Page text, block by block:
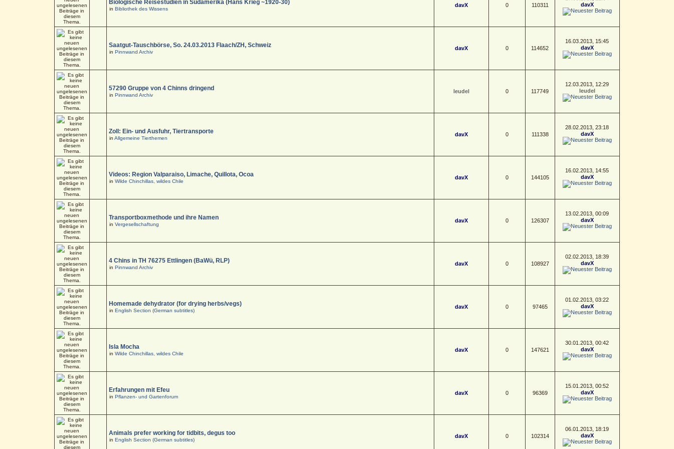
Biologische Reisestudien in Südamerika (Hans Krieg ~1920-30)
in Bibliothek des Wissens
davX 0 110311
davX
Saatgut-Tauschbörse, So. 24.03.2013 Flaach/ZH, Schweiz
in Pinnwand Archiv
davX 0 114652
16.03.2013, 15:45
davX
57290 Gruppe von 4 Chinns dringend
in Pinnwand Archiv
leudel 0 117749
12.03.2013, 12:29
leudel
Zoll: Ein- und Ausfuhr, Tiertransporte
in Allgemeine Tierthemen
davX 0 111338
28.02.2013, 23:18
davX
Videos: Region Valparaiso, Limache, Quillota, Ocoa
in Wilde Chinchillas, wildes Chile
davX 0 144105
16.02.2013, 14:55
davX
Transportboxmethode und ihre Namen
in Vergesellschaftung
davX 0 126307
13.02.2013, 00:09
davX
4 Chins in TH 76275 Ettlingen (BaWü, RLP)
in Pinnwand Archiv
davX 0 108927
02.02.2013, 18:39
davX
Homemade dehydrator (for drying herbs/vegs)
in English Section (German subtitles)
davX 0 97465
01.02.2013, 03:22
davX
Isla Mocha
in Wilde Chinchillas, wildes Chile
davX 0 147621
30.01.2013, 00:42
davX
Erfahrungen mit Efeu
in Pflanzen- und Gartenforum
davX 0 96369
15.01.2013, 00:52
davX
Animals prefer working for tidbits, degus too
in English Section (German subtitles)
davX 0 102314
06.01.2013, 18:19
davX